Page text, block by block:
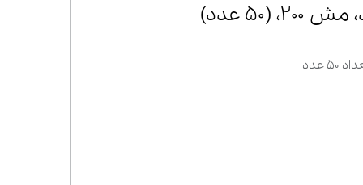
(۵۰ عدد)
عدد